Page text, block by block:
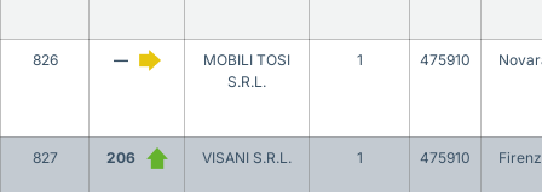
826 —
MOBILI TOSI
S.R.L.
1 475910
827 206 VISANI S.R.L. 1 475910